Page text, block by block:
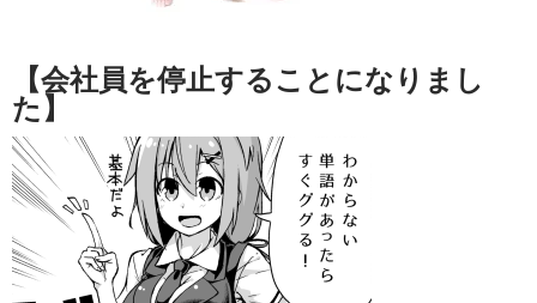
【会社員を停止することになりまし
た】